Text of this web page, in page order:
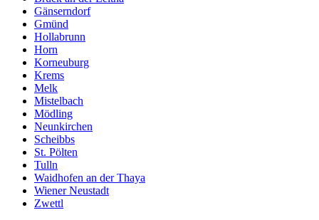
Gänserndorf
Gmünd
Hollabrunn
Horn
Korneuburg
Krems
Melk
Mistelbach
Mödling
Neunkirchen
Scheibbs
St. Pölten
Tulln
Waidhofen an der Thaya
Wiener Neustadt
Zwettl